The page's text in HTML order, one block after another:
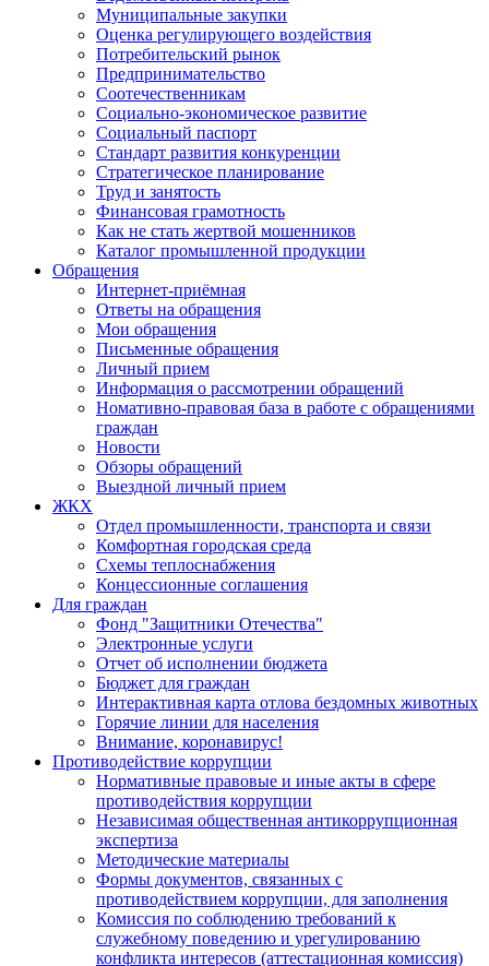
Муниципальные закупки
Оценка регулирующего воздействия
Потребительский рынок
Предпринимательство
Соотечественникам
Социально-экономическое развитие
Социальный паспорт
Стандарт развития конкуренции
Стратегическое планирование
Труд и занятость
Финансовая грамотность
Как не стать жертвой мошенников
Каталог промышленной продукции
Обращения
Интернет-приёмная
Ответы на обращения
Мои обращения
Письменные обращения
Личный прием
Информация о рассмотрении обращений
Номативно-правовая база в работе с обращениями
граждан
Новости
Обзоры обращений
Выездной личный прием
ЖКХ
Отдел промышленности, транспорта и связи
Комфортная городская среда
Схемы теплоснабжения
Концессионные соглашения
Для граждан
Фонд "Защитники Отечества"
Электронные услуги
Отчет об исполнении бюджета
Бюджет для граждан
Интерактивная карта отлова бездомных животных
Горячие линии для населения
Внимание, коронавирус!
Противодействие коррупции
Нормативные правовые и иные акты в сфере
противодействия коррупции
Независимая общественная антикоррупционная
экспертиза
Методические материалы
Формы документов, связанных с
противодействием коррупции, для заполнения
Комиссия по соблюдению требований к
служебному поведению и урегулированию
конфликта интересов (аттестационная комиссия)